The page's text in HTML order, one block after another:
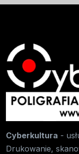
Cyberkultura -
Drukowanie,